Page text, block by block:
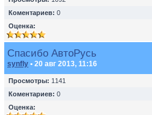
Коментариев: 0
Оценка:
Спасибо АвтоРусь
synfly • 20 авг 2013, 11:16
Просмотры: 1141
Коментариев: 0
Оценка: